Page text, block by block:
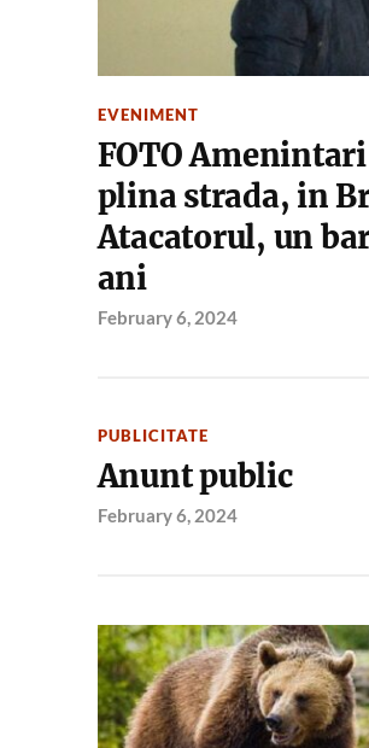
EVENIMENT
FOTO
plina strada, in
Atacatorul, un
ani
February 6, 2024
PUBLICITATE
Anunt public
February 6, 2024